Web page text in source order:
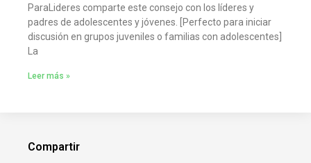
ParaLideres comparte este consejo con los líderes y
padres de adolescentes y jóvenes. [Perfecto para iniciar
discusión en grupos juveniles o familias con adolescentes]
La
Leer más »
Compartir